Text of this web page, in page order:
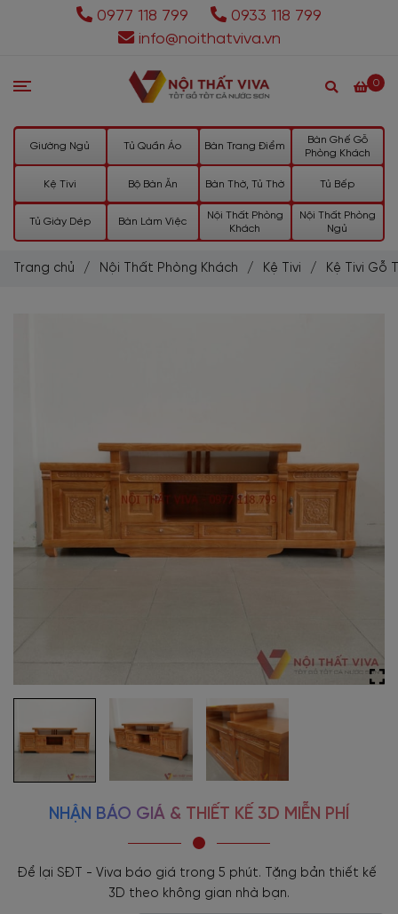
0977 118 799
0933 118 799
info@noithatviva.vn
0
Giường Ngủ Tủ Quần Áo Bàn Trang Điểm
Bàn Ghế Gỗ
Phòng Khách
Kệ Tivi Bộ Bàn Ăn Bàn Thờ, Tủ Thờ Tủ Bếp
Tủ Giày Dép Bàn Làm Việc
Nội Thất Phòng
Khách
Nội Thất Phòng
Ngủ
Trang chủ / Nội Thất Phòng Khách / Kệ Tivi / Kệ Tivi Gỗ
NHẬN BÁO GIÁ & THIẾT KẾ 3D MIỄN PHÍ
Để lại SĐT - Viva báo giá trong 5 phút. Tặng bản thiết kế
3D theo không gian nhà bạn.